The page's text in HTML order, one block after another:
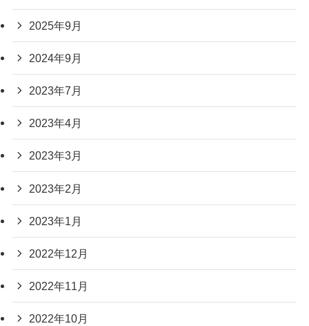
2025年9月
2024年9月
2023年7月
2023年4月
2023年3月
2023年2月
2023年1月
2022年12月
2022年11月
2022年10月